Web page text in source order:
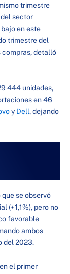
trimestre
sector
en este
trimestre del
compras, detalló
444 unidades,
en 46
y Dell, dejando
se observó
(+1,1%), pero no
favorable
ambos
del 2023.
el primer